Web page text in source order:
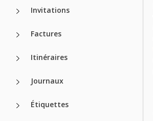
Invitations
Factures
Itinéraires
Journaux
Étiquettes